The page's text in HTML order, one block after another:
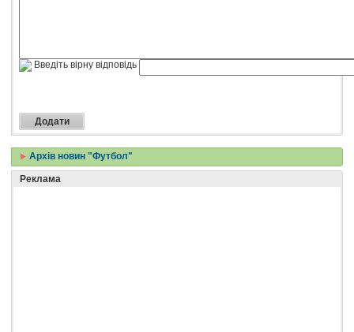
Введіть вірну відповідь
Архів новин "Футбол"
Реклама